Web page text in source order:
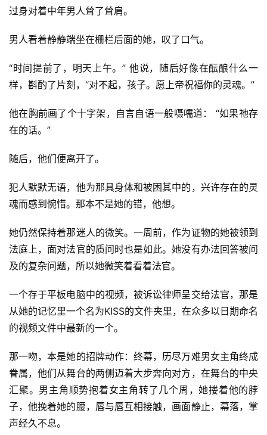
重
力
科
幻
征
文
稿
文
章
科
幻
资
主
科
幻
小
说
库
登录 注册
过身对着中年男人耸了耸肩。
男人看着静静端坐在栅栏后面的她，叹了口气。
“时间提前了，明天上午。” 他说，随后好像在酝酿什么一
样，斟酌了片刻，“对不起，孩子。愿上帝祝福你的灵魂。”
他在胸前画了个十字架，自言自语一般嗫嚅道： “如果祂存
在的话。”
随后，他们便离开了。
犯人默默无语，他为那具身体和被困其中的，兴许存在的灵
魂而感到惋惜。那本不是她的错，他想。
她仍然保持着那迷人的微笑。一周前，作为证物的她被领到
法庭上，面对法官的质问时也是如此。她没有办法回答被问
及的复杂问题，所以她微笑着看着法官。
一个存于平板电脑中的视频，被诉讼律师呈交给法官，那是
从她的记忆里一个名为KISS的文件夹里，在众多以日期命名
的视频文件中最新的一个。
那一吻，本是她的招牌动作：终幕，历尽万难男女主角终成
眷属，他们从舞台的两侧迈着大步奔向对方，在舞台的中央
汇聚。男主角顺势抱着女主角转了几个周，她搂着他的脖
子，他挽着她的腰，唇与唇互相接触，画面静止，幕落，掌
声经久不息。